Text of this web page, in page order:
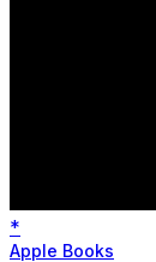
*
Apple Books